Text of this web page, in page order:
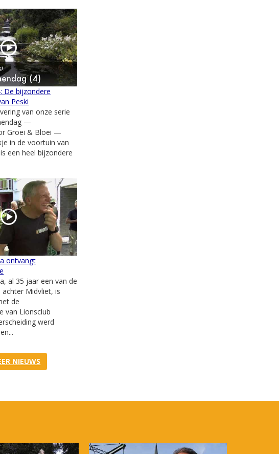
De bijzondere
Peski
van onze serie
—
Groei & Bloei —
in de voortuin van
een heel bijzondere
ontvangt
al 35 jaar een van de
Midvliet, is
de
van Lionsclub
werd
NIEUWS